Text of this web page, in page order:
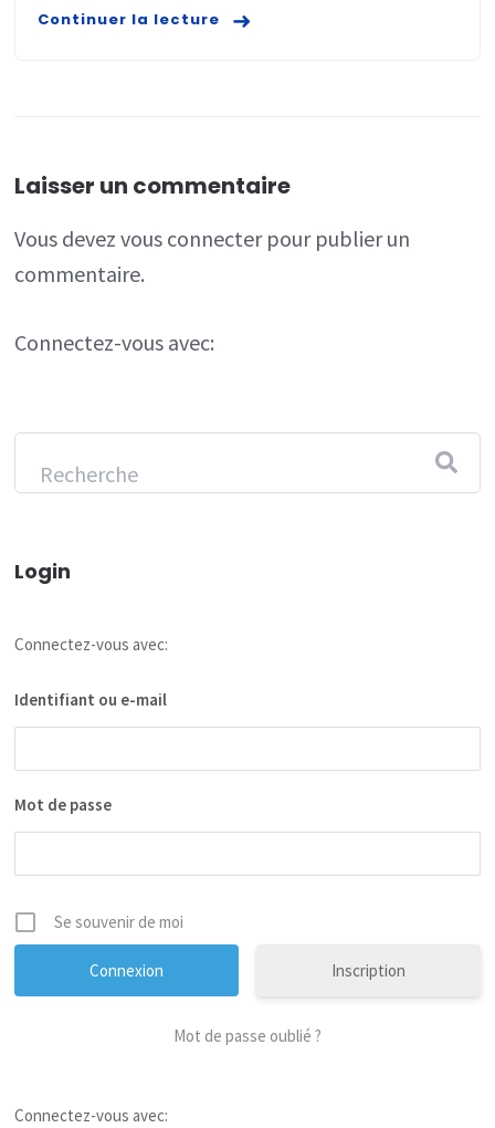
Continuer la lecture
Laisser un commentaire
Vous devezvous connecterpour publier un
commentaire.
Connectez-vous avec:
Login
Connectez-vous avec:
Identifiant ou e-mail
Mot de passe
Se souvenir de moi
Inscription
Mot de passe oublié ?
Connectez-vous avec: